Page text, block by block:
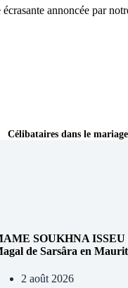
annoncée par
Célibataires dans le
SOUKHNA
de Sarsâra en
2 août 2026